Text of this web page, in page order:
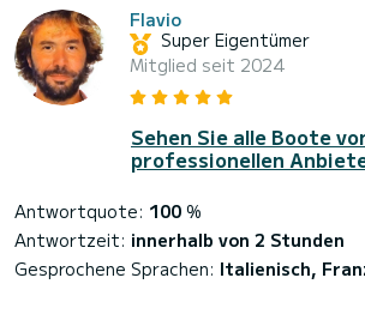
Flavio
Super Eigentümer
Mitglied seit 2024
Sehen Sie alle Boote
professionellen
Antwortquote: 100 %
Antwortzeit: innerhalb von 2 Stunden
Gesprochene Sprachen: Italienisch,